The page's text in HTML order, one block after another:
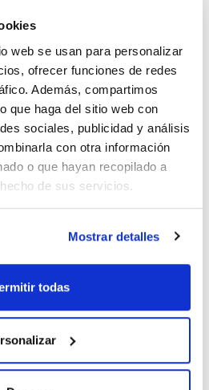
web se usan para personalizar
ofrecer funciones de redes
Además, compartimos
que haga del sitio web con
sociales, publicidad y análisis
con otra información
o que hayan recopilado a
de sus servicios.
Mostrar detalles
todas
4,6
diámetro de entrada y salida.
a las normas para el uso con
1907/2006, RESIN: FOOD
REG 10/2011 y FDA. Las
de forma nominal como exacta
tubos afecta a la elección de
COA
Regístrate para
descargas
con esta imagen son
inmediata.